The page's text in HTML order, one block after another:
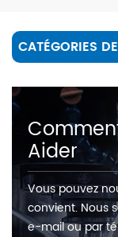
CATÉGORIES
Aider
Vous pouvez
convient. Nous
e-mail ou par